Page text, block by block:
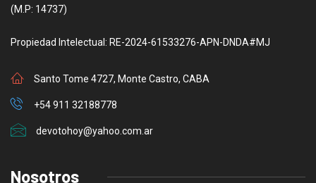
(M.P: 14737)
Propiedad Intelectual: RE-2024-61533276-APN-DNDA#MJ
Santo Tome 4727, Monte Castro, CABA
+54 911 32188778
devotohoy@yahoo.com.ar
Nosotros